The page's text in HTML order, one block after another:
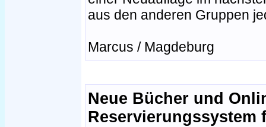
aus den anderen Gruppen
Marcus / Magdeburg
Neue Bücher und
Reservierungssystem